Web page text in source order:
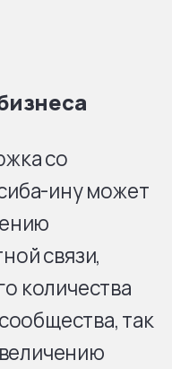
со
ину может
связи,
количества
так